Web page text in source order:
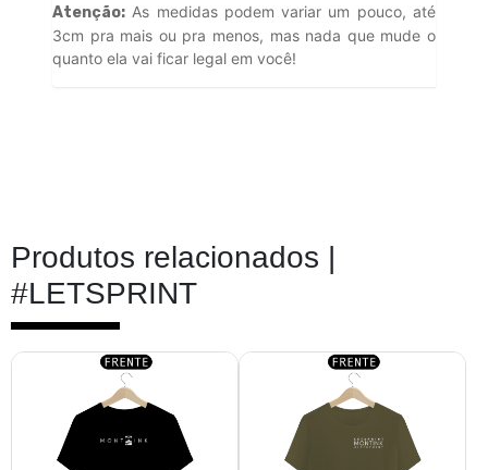
Atenção: As medidas podem variar um pouco, até
3cm pra mais ou pra menos, mas nada que mude o
quanto ela vai ficar legal em você!
Produtos relacionados |
#LETSPRINT